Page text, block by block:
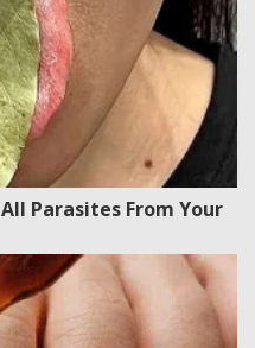
Parasites From Your